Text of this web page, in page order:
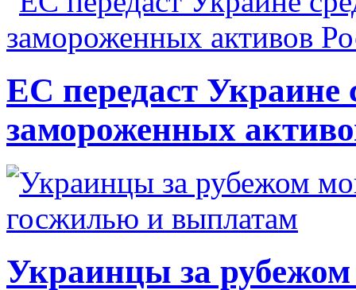
ЕС передаст Украине
замороженных
Украинцы за рубежом